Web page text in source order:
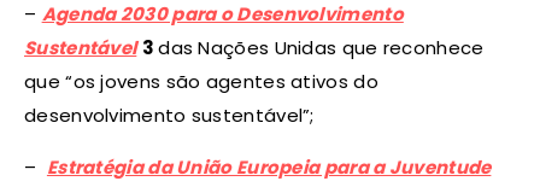
– Agenda 2030 para o Desenvolvimento
Sustentável 3das Nações Unidas que reconhece
que “os jovens são agentes ativos do
desenvolvimento sustentável”;
– Estratégia da União Europeia para a Juventude